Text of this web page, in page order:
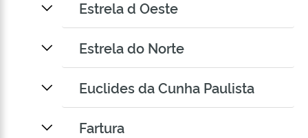
Estrela d Oeste
Estrela do Norte
Euclides da Cunha Paulista
Fartura